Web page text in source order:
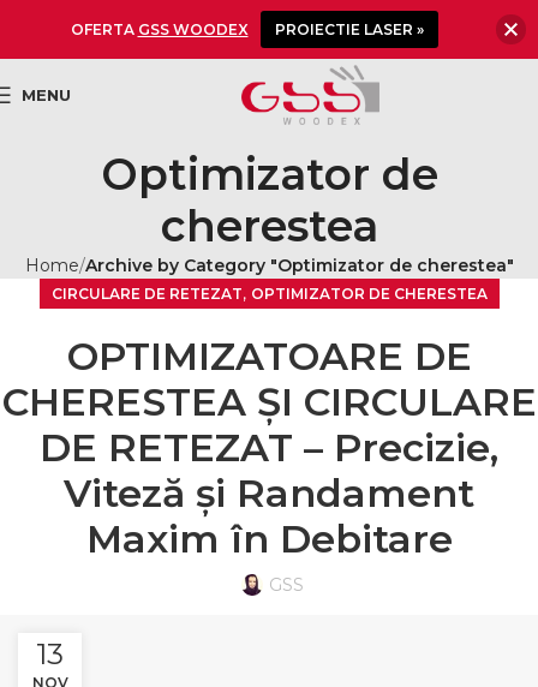
MENU
Optimizator de
cherestea
Home Archive by Category "Optimizator de cherestea"
CIRCULARE DE RETEZAT, OPTIMIZATOR DE CHERESTEA
OPTIMIZATOARE DE
CHERESTEA ȘI CIRCULARE
DE RETEZAT – Precizie,
Viteză și Randament
Maxim în Debitare
GSS
13
NOV
OFERTA GSS WOODEX PROIECTIE LASER »